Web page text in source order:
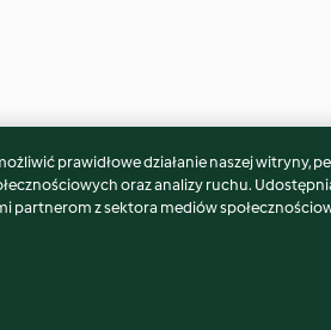
się również...
prawidłowe działanie naszej witryny,
oraz analizy ruchu.
partnerom z sektora mediów